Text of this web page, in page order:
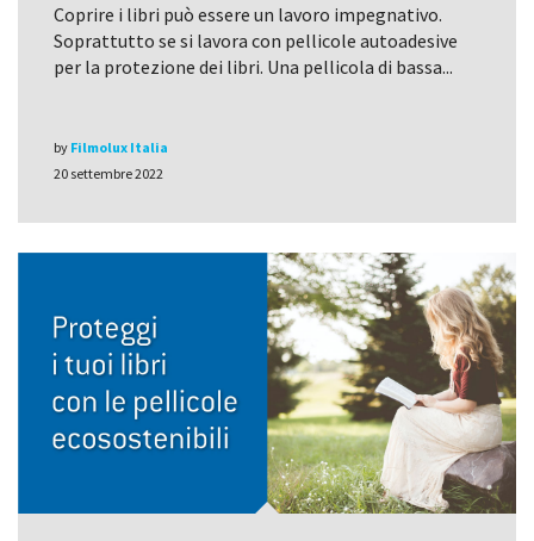
Coprire i libri può essere un lavoro impegnativo.
Soprattutto se si lavora con pellicole autoadesive
per la protezione dei libri. Una pellicola di bassa...
by Filmolux Italia
20 settembre 2022